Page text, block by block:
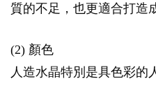
質的不足，也更適合打造
(2) 顏色
人造水晶特別是具色彩的